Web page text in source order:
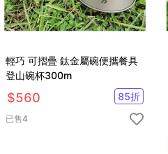
輕巧 可摺疊 鈦金屬碗便攜餐具
登山碗杯300m
$560 85折
已售4